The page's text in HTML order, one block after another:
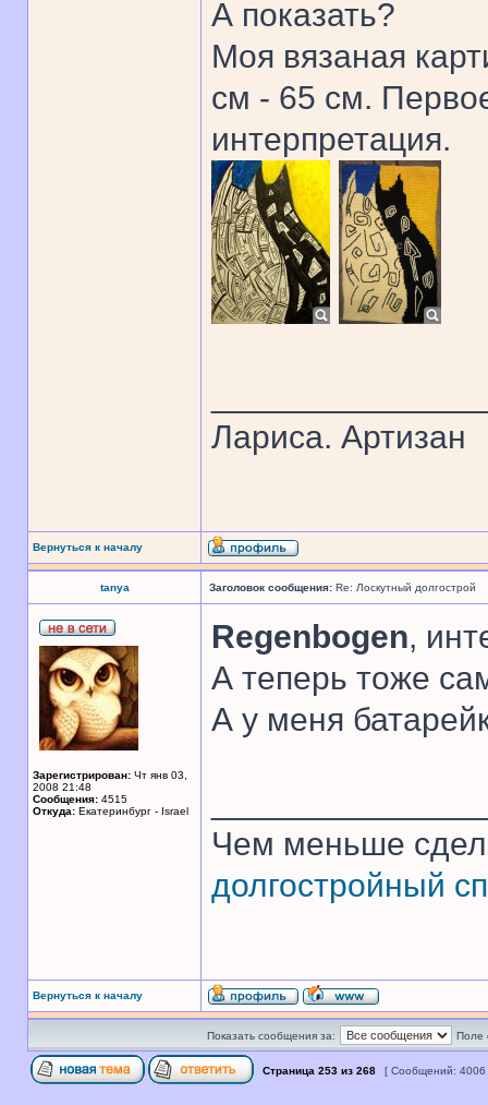
А показать?
Моя вязаная
см - 65 см.
интерпретация.
Лариса. Артизан
Вернуться к началу
tanya Заголовок сообщения: Re: Лоскутный долгострой
Зарегистрирован: Чт янв 03,
2008 21:48
Сообщения: 4515
Откуда: Екатеринбург - Israel
Regenbogen,
А теперь тоже
А у меня
Чем меньше
долгостройный
Вернуться к началу
Показать сообщения за: Поле
Страница 253 из 268 [ Сообщений: